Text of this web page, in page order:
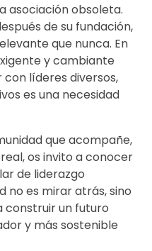
asociación obsoleta.
de su fundación,
que nunca. En
y cambiante
líderes diversos,
es una necesidad
que acompañe,
os invito a conocer
de liderazgo
no es mirar atrás, sino
un futuro
y más sostenible